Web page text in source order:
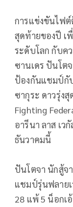
การแข่งขันไฟต์
สุดท้ายของปี เ
ระดับโลก กับค
ซานเดร ปันโต
ป้องกันแชมป์กั
ซากุระ ดาวรุ่ง
Fighting
อารีนา ลาส เว
ธันวาคมนี้
ปันโตจา นักสู้จ
แชมป์รุ่นฟลาย
28 แพ้ 5 น็อก